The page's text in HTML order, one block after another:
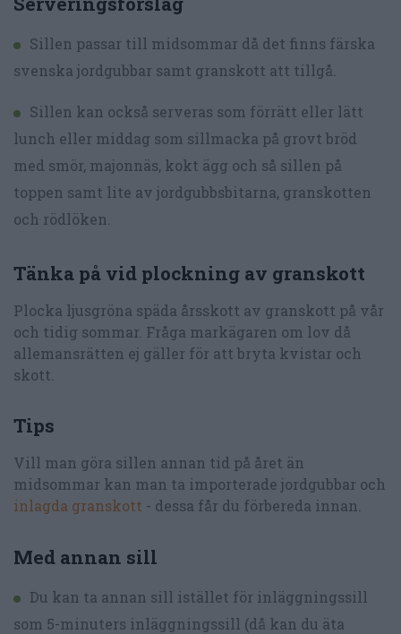
Sillen passar till midsommar då det finns färska
svenska jordgubbar samt granskott att tillgå.
Sillen kan också serveras som förrätt eller lätt
lunch eller middag som sillmacka på grovt bröd
med smör, majonnäs, kokt ägg och så sillen på
toppen samt lite av jordgubbsbitarna, granskotten
och rödlöken.
Tänka på vid plockning av granskott
Plocka ljusgröna späda årsskott av granskott på vår
och tidig sommar. Fråga markägaren om lov då
allemansrätten ej gäller för att bryta kvistar och
skott.
Tips
Vill man göra sillen annan tid på året än
midsommar kan man ta importerade jordgubbar och
inlagda granskott - dessa får du förbereda innan.
Med annan sill
Du kan ta annan sill istället för inläggningssill
som 5-minuters inläggningssill (då kan du äta